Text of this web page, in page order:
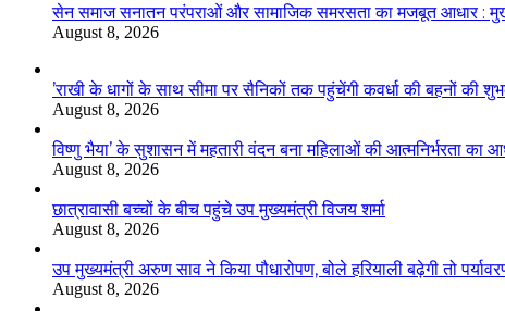
सेन समाज सनातन परंपराओं और सामाजिक समरसता का मजबूत आधार :
August 8, 2026
’राखी के धागों के साथ सीमा पर सैनिकों तक पहुंचेंगी कवर्धा की बहनों की
August 8, 2026
विष्णु भैया’ के सुशासन में महतारी वंदन बना महिलाओं की आत्मनिर्भरता का
August 8, 2026
छात्रावासी बच्चों के बीच पहुंचे उप मुख्यमंत्री विजय शर्मा
August 8, 2026
उप मुख्यमंत्री अरुण साव ने किया पौधारोपण, बोले हरियाली बढ़ेगी तो
August 8, 2026